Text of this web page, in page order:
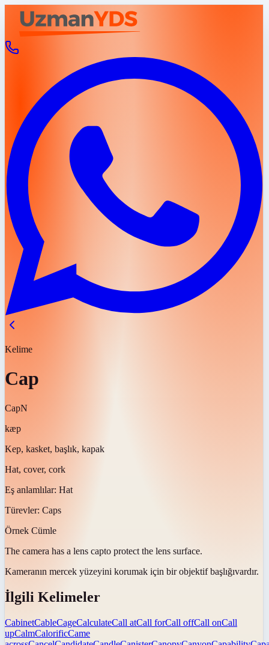
Kelime
Cap
CapN
kæp
Kep, kasket, başlık, kapak
Hat, cover, cork
Eş anlamlılar: Hat
Türevler: Caps
Örnek Cümle
The camera has a lens capto protect the lens surface.
Kameranın mercek yüzeyini korumak için bir objektif başlığıvardır.
İlgili Kelimeler
CabinetCableCageCalculateCall atCall forCall offCall onCall
upCalmCalorificCame